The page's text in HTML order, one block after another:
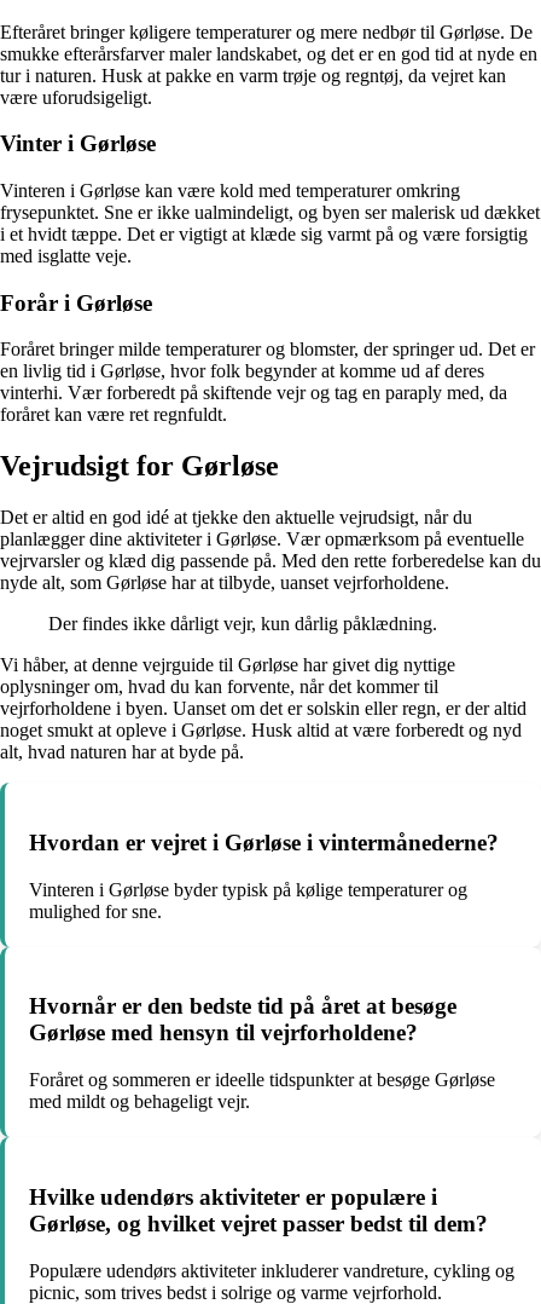
Efteråret bringer køligere temperaturer og mere nedbør til Gørløse. De
smukke efterårsfarver maler landskabet, og det er en god tid at nyde en
tur i naturen. Husk at pakke en varm trøje og regntøj, da vejret kan
være uforudsigeligt.
Vinter i Gørløse
Vinteren i Gørløse kan være kold med temperaturer omkring
frysepunktet. Sne er ikke ualmindeligt, og byen ser malerisk ud dækket
i et hvidt tæppe. Det er vigtigt at klæde sig varmt på og være forsigtig
med isglatte veje.
Forår i Gørløse
Foråret bringer milde temperaturer og blomster, der springer ud. Det er
en livlig tid i Gørløse, hvor folk begynder at komme ud af deres
vinterhi. Vær forberedt på skiftende vejr og tag en paraply med, da
foråret kan være ret regnfuldt.
Vejrudsigt for Gørløse
Det er altid en god idé at tjekke den aktuelle vejrudsigt, når du
planlægger dine aktiviteter i Gørløse. Vær opmærksom på eventuelle
vejrvarsler og klæd dig passende på. Med den rette forberedelse kan du
nyde alt, som Gørløse har at tilbyde, uanset vejrforholdene.
Der findes ikke dårligt vejr, kun dårlig påklædning.
Vi håber, at denne vejrguide til Gørløse har givet dig nyttige
oplysninger om, hvad du kan forvente, når det kommer til
vejrforholdene i byen. Uanset om det er solskin eller regn, er der altid
noget smukt at opleve i Gørløse. Husk altid at være forberedt og nyd
alt, hvad naturen har at byde på.
Hvordan er vejret i Gørløse i vintermånederne?
Vinteren i Gørløse byder typisk på kølige temperaturer og
mulighed for sne.
Hvornår er den bedste tid på året at besøge
Gørløse med hensyn til vejrforholdene?
Foråret og sommeren er ideelle tidspunkter at besøge Gørløse
med mildt og behageligt vejr.
Hvilke udendørs aktiviteter er populære i
Gørløse, og hvilket vejret passer bedst til dem?
Populære udendørs aktiviteter inkluderer vandreture, cykling og
picnic, som trives bedst i solrige og varme vejrforhold.